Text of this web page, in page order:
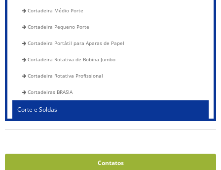
Cortadeira Médio Porte
Cortadeira Pequeno Porte
Cortadeira Portátil para Aparas de Papel
Cortadeira Rotativa de Bobina Jumbo
Cortadeira Rotativa Profissional
Cortadeiras BRASIA
Corte e Soldas
Contatos